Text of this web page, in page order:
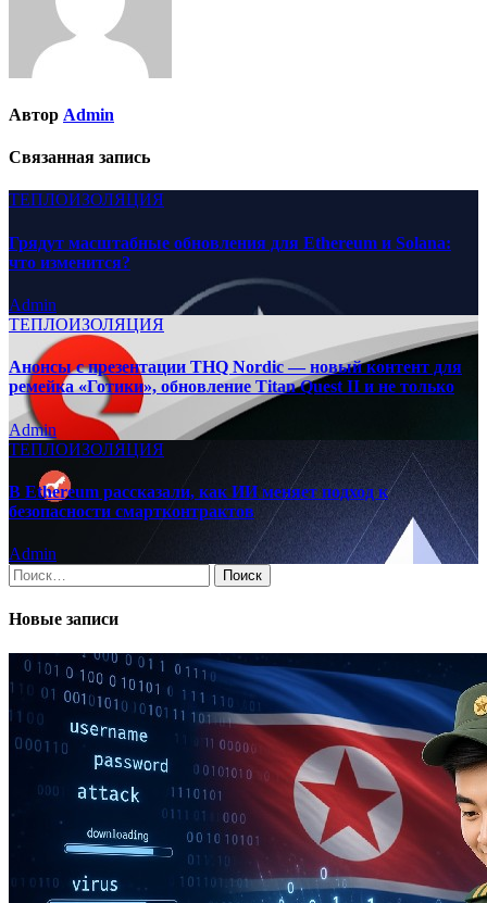
Автор Admin
Связанная запись
ТЕПЛОИЗОЛЯЦИЯ
Грядут масштабные обновления для Ethereum и Solana:
что изменится?
Admin
ТЕПЛОИЗОЛЯЦИЯ
Анонсы с презентации THQ Nordic — новый контент для
ремейка «Готики», обновление Titan Quest II и не только
Admin
ТЕПЛОИЗОЛЯЦИЯ
В Ethereum рассказали, как ИИ меняет подход к
безопасности смартконтрактов
Admin
Найти:
Новые записи